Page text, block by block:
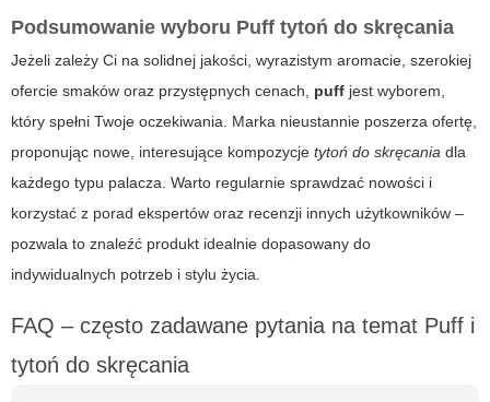
Podsumowanie wyboru Puff tytoń do skręcania
Jeżeli zależy Ci na solidnej jakości, wyrazistym aromacie, szerokiej
ofercie smaków oraz przystępnych cenach, puff jest wyborem,
który spełni Twoje oczekiwania. Marka nieustannie poszerza ofertę,
proponując nowe, interesujące kompozycje tytoń do skręcania dla
każdego typu palacza. Warto regularnie sprawdzać nowości i
korzystać z porad ekspertów oraz recenzji innych użytkowników –
pozwala to znaleźć produkt idealnie dopasowany do
indywidualnych potrzeb i stylu życia.
FAQ – często zadawane pytania na temat Puff i
tytoń do skręcania